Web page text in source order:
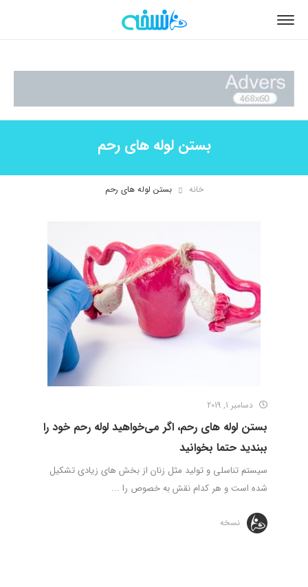
بستن لوله های رحم
خانه بستن لوله های رحم
دسامبر 1, 2019
بستن لوله های رحم، اگر می‌خواهید لوله رحم خود را
ببندید حتما بخوانید
سیستم تناسلی و تولید مثل زنان از بخش های زیادی تشکیل
شده است و هر کدام نقش به خصوص را ...
نسخه